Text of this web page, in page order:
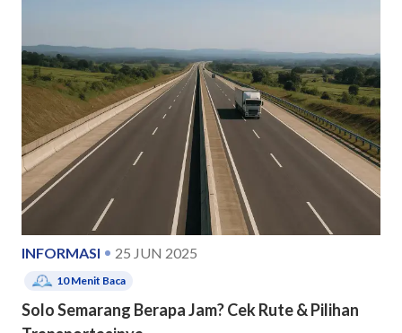
INFORMASI 25 JUN 2025
10Menit Baca
Solo Semarang Berapa Jam? Cek Rute & Pilihan